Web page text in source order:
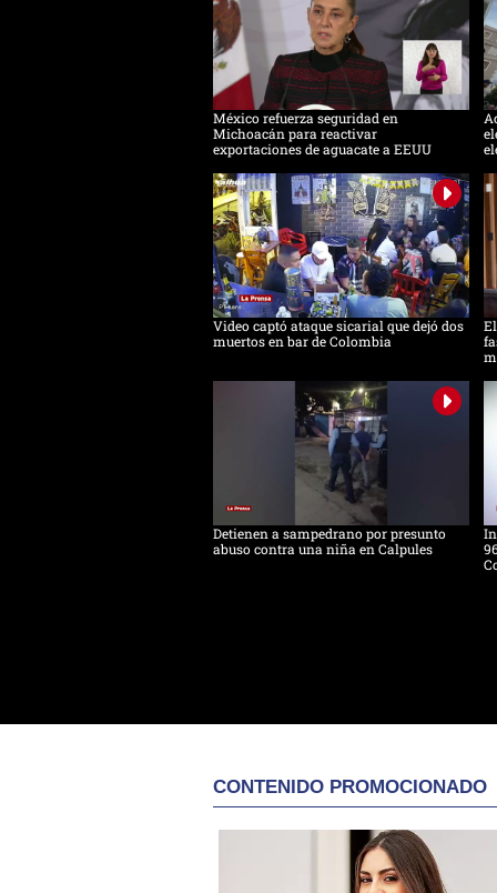
México refuerza seguridad en
Michoacán para reactivar
exportaciones de aguacate a EEUU
Video captó ataque sicarial que dejó dos
muertos en bar de Colombia
Detienen a sampedrano por presunto
abuso contra una niña en Calpules
CONTENIDO PROMOCIONADO